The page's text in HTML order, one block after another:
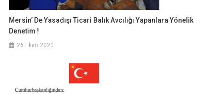
Mersin’ De Yasadışı Ticari Balık Avcılığı Yapanlara Yönelik
Denetim !
26 Ekim 2020